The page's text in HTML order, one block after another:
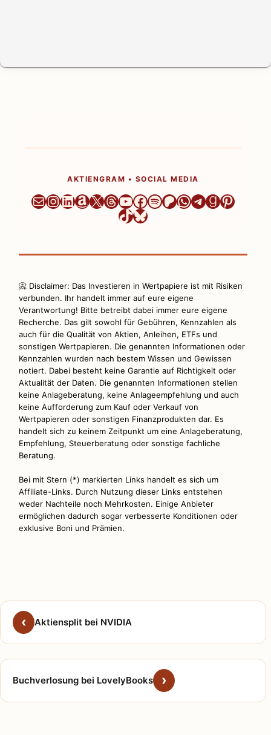
AKTIENGRAM • SOCIAL MEDIA
Newsletter
Instagram
LinkedIn
Amazon
X Threads
YouTube
Facebook
Spotify
Patreon
WhatsApp
Telegram
TikTok
Bluesky
📀 Disclaimer: Das Investieren in Wertpapiere ist mit Risiken
verbunden. Ihr handelt immer auf eure eigene
Verantwortung! Bitte betreibt dabei immer eure eigene
Recherche. Das gilt sowohl für Gebühren, Kennzahlen als
auch für die Qualität von Aktien, Anleihen, ETFs und
sonstigen Wertpapieren. Die genannten Informationen oder
Kennzahlen wurden nach bestem Wissen und Gewissen
notiert. Dabei besteht keine Garantie auf Richtigkeit oder
Aktualität der Daten. Die genannten Informationen stellen
keine Anlageberatung, keine Anlageempfehlung und auch
keine Aufforderung zum Kauf oder Verkauf von
Wertpapieren oder sonstigen Finanzprodukten dar. Es
handelt sich zu keinem Zeitpunkt um eine Anlageberatung,
Empfehlung, Steuerberatung oder sonstige fachliche
Beratung.
Bei mit Stern (*) markierten Links handelt es sich um
Affiliate-Links. Durch Nutzung dieser Links entstehen
weder Nachteile noch Mehrkosten. Einige Anbieter
ermöglichen dadurch sogar verbesserte Konditionen oder
exklusive Boni und Prämien.
Aktiensplit bei NVIDIA
Buchverlosung bei LovelyBooks